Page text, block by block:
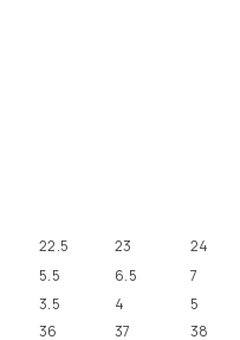
22.5 23
24
5.5 6.5
7
3.5 4
5
36 37 38